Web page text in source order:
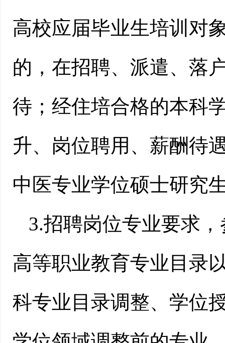
高校应届毕业生培训对
的，在招聘、派遣、落
待；经住培合格的本科
升、岗位聘用、薪酬待
中医专业学位硕士研究
3.招聘岗位专业要求
高等职业教育专业目录
科专业目录调整、学位